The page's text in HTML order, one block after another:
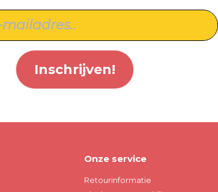
Inschrijven!
Onze service
Retourinformatie